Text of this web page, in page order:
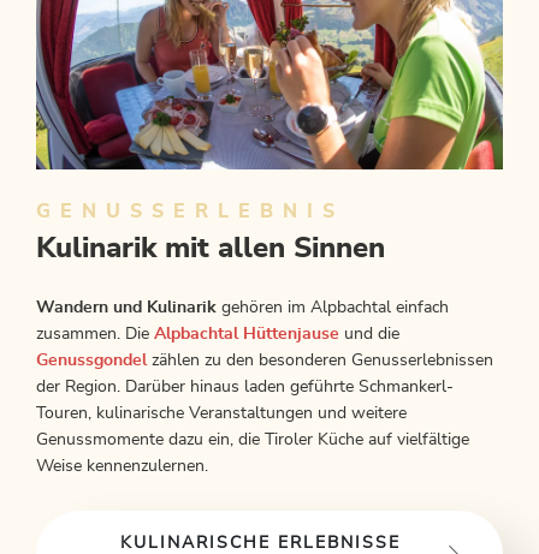
GENUSSERLEBNIS
Kulinarik mit allen Sinnen
Wandern und Kulinarik gehören im Alpbachtal einfach
zusammen. Die Alpbachtal Hüttenjause und die
Genussgondelzählen zu den besonderen Genusserlebnissen
der Region. Darüber hinaus laden geführte Schmankerl-
Touren, kulinarische Veranstaltungen und weitere
Genussmomente dazu ein, die Tiroler Küche auf vielfältige
Weise kennenzulernen.
KULINARISCHE ERLEBNISSE